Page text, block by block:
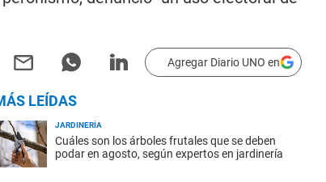
Agregar Diario UNO en
LEÍDAS
JARDINERÍA
Cuáles son los árboles frutales que se deben
podar en agosto, según expertos en jardinería